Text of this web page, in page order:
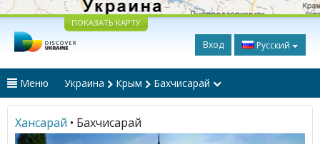
ПОКАЗАТЬ КАРТУ
Вход Русский
Меню Украина Крым Бахчисарай
Хансарай • Бахчисарай